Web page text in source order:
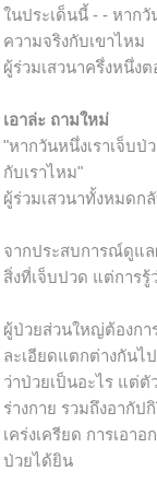
ในประเด็นนี้ - - หากวั
ความจริงกับเขาไหม
ผู้ร่วมเสวนาครึ่งหนึ่งต
เอาล่ะ ถามใหม่
"หากวันหนึ่งเราเจ็บ
กับเราไหม"
ผู้ร่วมเสวนาทั้งหมดก
จากประสบการณ์ดูแล
สิ่งที่เจ็บปวด แต่การรู้
ผู้ป่วยส่วนใหญ่ต้องกา
ละเอียดแตกต่างกัน
ว่าป่วยเป็นอะไร แต่
ร่างกาย รวมถึงอากัป
เคร่งเครียด การเอา
ป่วยได้ยิน